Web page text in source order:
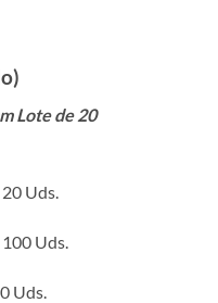
Lote de 20
Uds.
Uds.
Uds.